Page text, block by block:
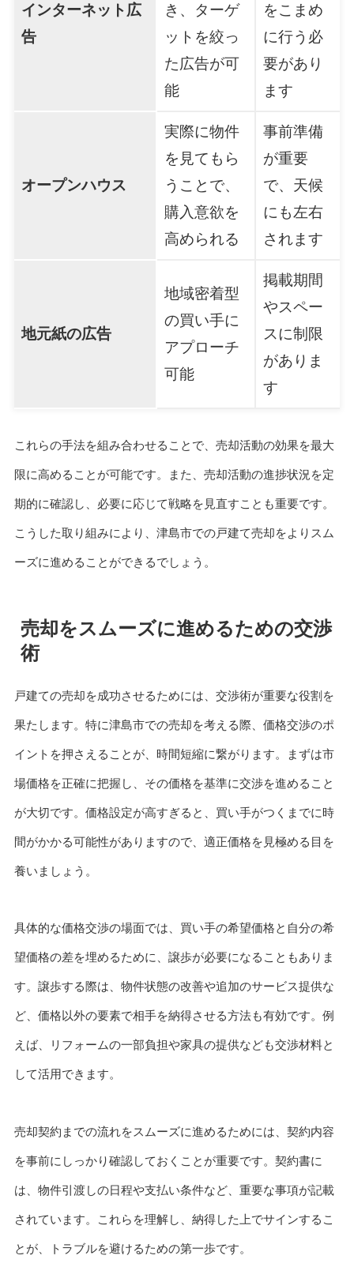
インターネット広
告
き、ターゲ
ットを絞っ
た広告が可
能
をこまめ
に行う必
要があり
ます
オープンハウス
実際に物件
を見てもら
うことで、
購入意欲を
高められる
事前準備
が重要
で、天候
にも左右
されます
地元紙の広告
地域密着型
の買い手に
アプローチ
可能
掲載期間
やスペー
スに制限
がありま
す
これらの手法を組み合わせることで、売却活動の効果を最大
限に高めることが可能です。また、売却活動の進捗状況を定
期的に確認し、必要に応じて戦略を見直すことも重要です。
こうした取り組みにより、津島市での戸建て売却をよりスム
ーズに進めることができるでしょう。
売却をスムーズに進めるための交渉
術
戸建ての売却を成功させるためには、交渉術が重要な役割を
果たします。特に津島市での売却を考える際、価格交渉のポ
イントを押さえることが、時間短縮に繋がります。まずは市
場価格を正確に把握し、その価格を基準に交渉を進めること
が大切です。価格設定が高すぎると、買い手がつくまでに時
間がかかる可能性がありますので、適正価格を見極める目を
養いましょう。
具体的な価格交渉の場面では、買い手の希望価格と自分の希
望価格の差を埋めるために、譲歩が必要になることもありま
す。譲歩する際は、物件状態の改善や追加のサービス提供な
ど、価格以外の要素で相手を納得させる方法も有効です。例
えば、リフォームの一部負担や家具の提供なども交渉材料と
して活用できます。
売却契約までの流れをスムーズに進めるためには、契約内容
を事前にしっかり確認しておくことが重要です。契約書に
は、物件引渡しの日程や支払い条件など、重要な事項が記載
されています。これらを理解し、納得した上でサインするこ
とが、トラブルを避けるための第一歩です。